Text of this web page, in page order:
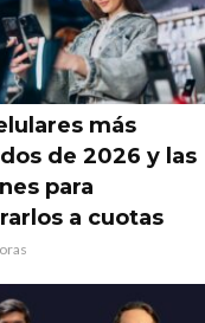
más
de 2026 y las
para
a cuotas